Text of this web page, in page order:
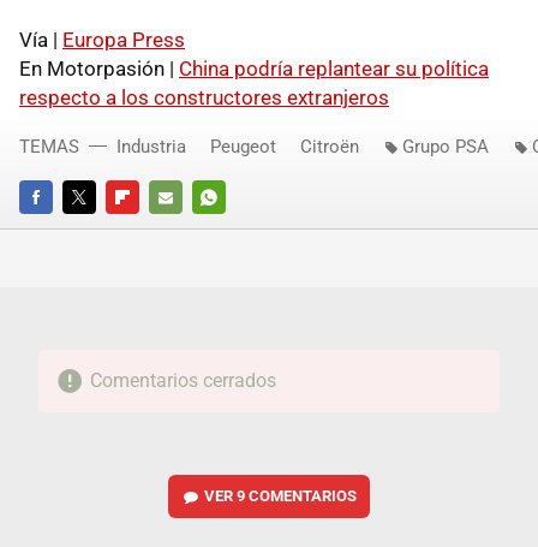
Vía | Europa Press
En Motorpasión | China podría replantear su política
respecto a los constructores extranjeros
FACEBOOKTWITTERFLIPBOARD
E-
WHATSAPP
TEMAS Industria Peugeot Citroën Grupo PSA
Comentarios cerrados
VER9 COMENTARIOS